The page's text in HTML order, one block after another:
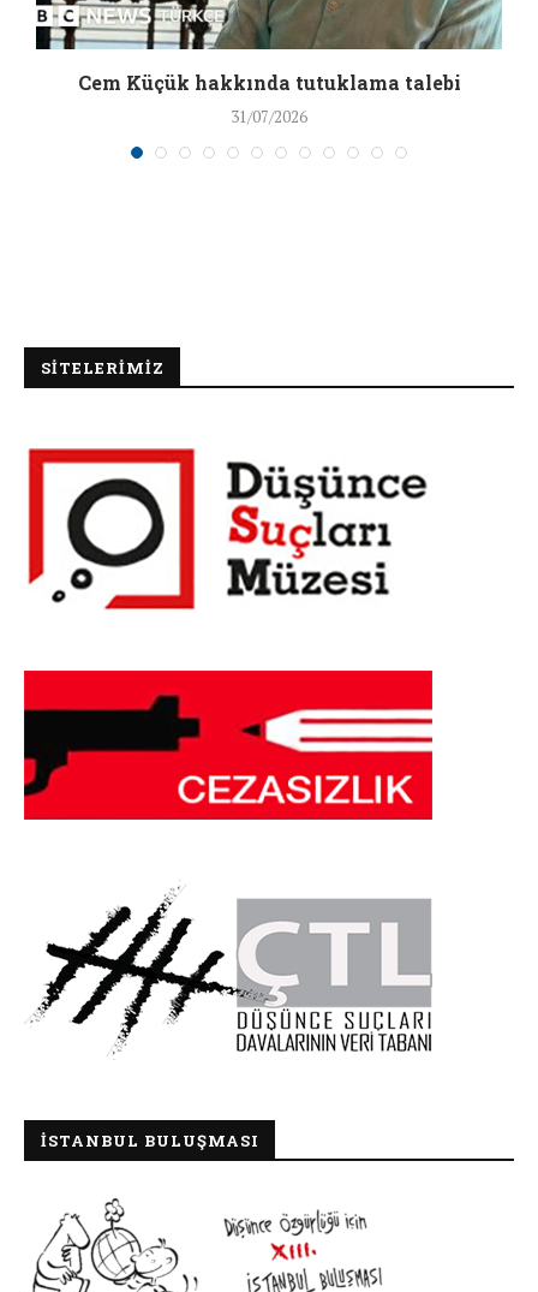
Cem Küçük hakkında tutuklama talebi
31/07/2026
SİTELERİMİZ
İSTANBUL BULUŞMASI